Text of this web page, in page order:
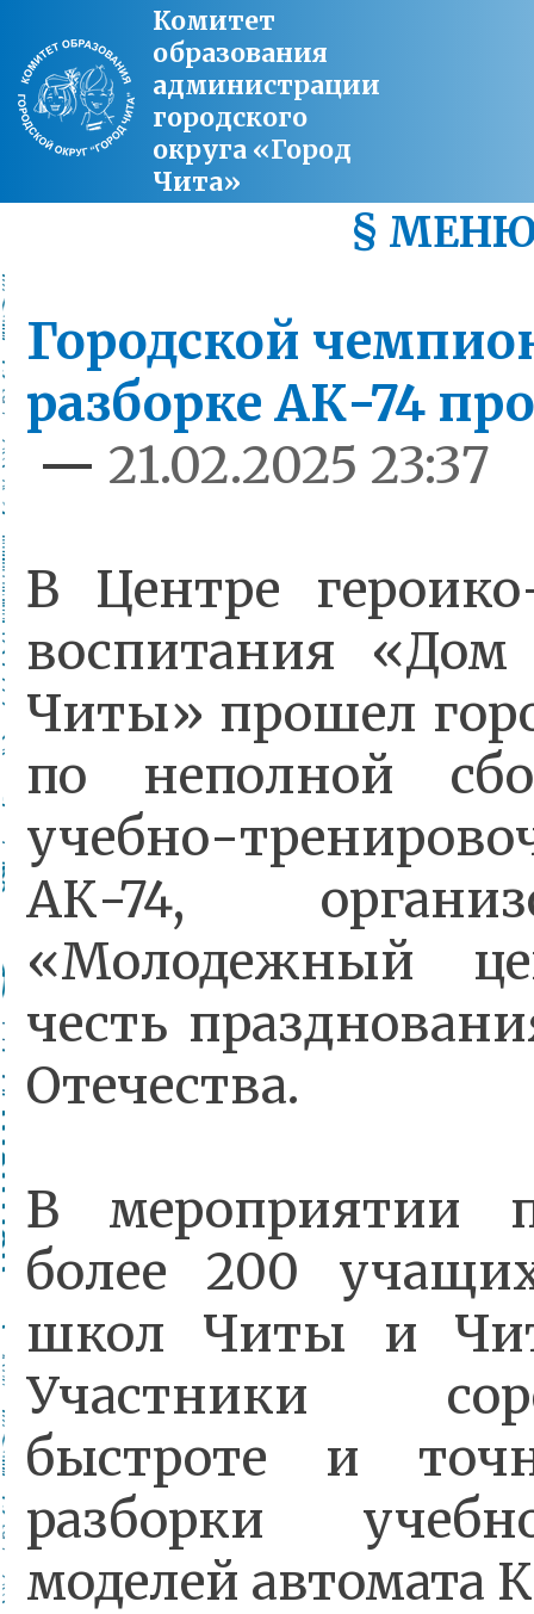
Комитет
образования
администрации
городского
округа «Город
Чита»
§
Городской
разборке АК-74
— 21.02.2025 23:37
В Центре
воспитания
Читы» прошел
по неполной
учебно-
АК-74,
«Молодежный
честь
Отечества.
В мероприятии
более 200
школ Читы и
Участники
быстроте и
разборки
моделей автомата